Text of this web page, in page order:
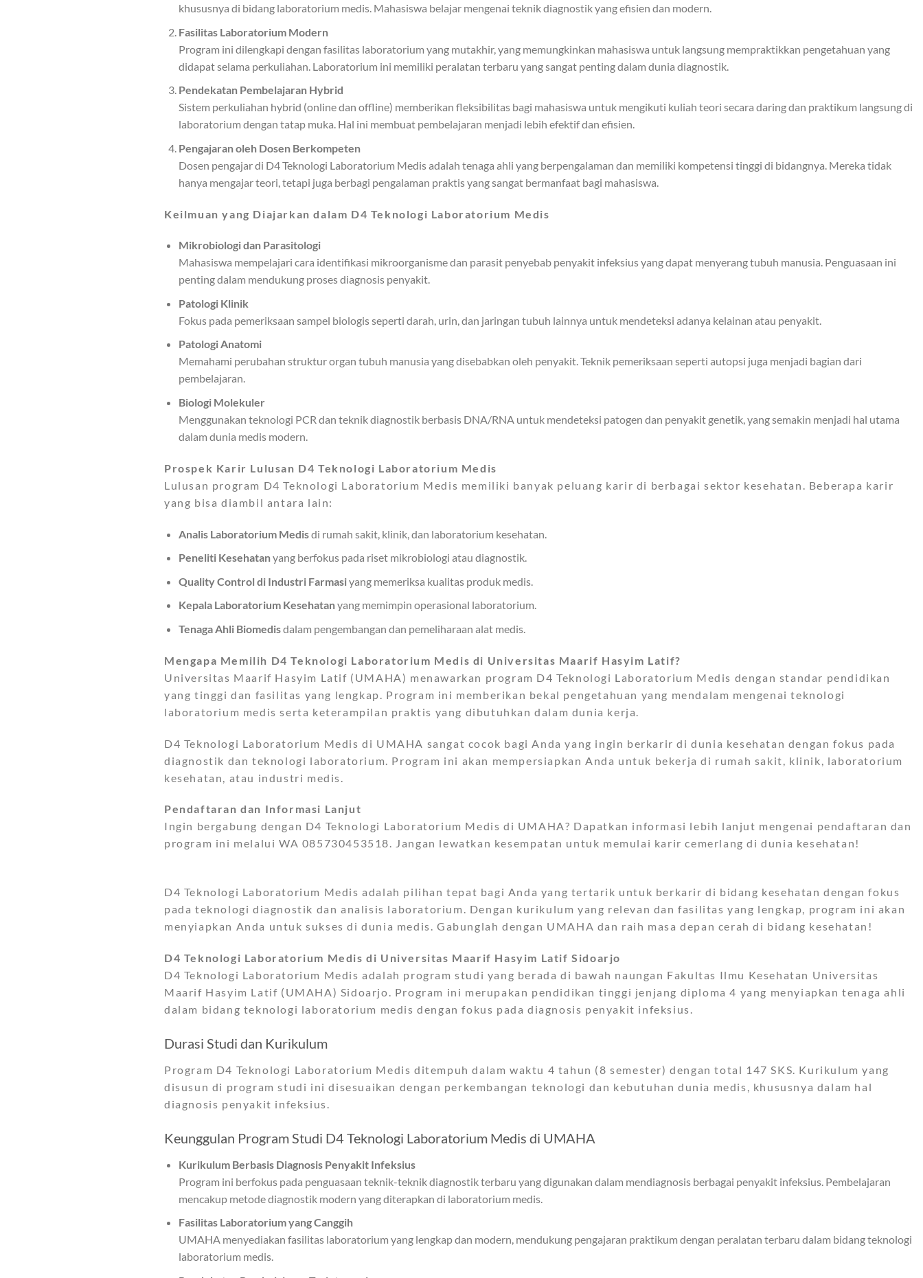
khususnya di bidang laboratorium medis. Mahasiswa belajar mengenai teknik diagnostik yang efisien dan modern.
Fasilitas Laboratorium Modern
Program ini dilengkapi dengan fasilitas laboratorium yang mutakhir, yang memungkinkan mahasiswa untuk langsung mempraktikkan pengetahuan yang
didapat selama perkuliahan. Laboratorium ini memiliki peralatan terbaru yang sangat penting dalam dunia diagnostik.
Pendekatan Pembelajaran Hybrid
Sistem perkuliahan hybrid (online dan offline) memberikan fleksibilitas bagi mahasiswa untuk mengikuti kuliah teori secara daring dan praktikum langsung di
laboratorium dengan tatap muka. Hal ini membuat pembelajaran menjadi lebih efektif dan efisien.
Pengajaran oleh Dosen Berkompeten
Dosen pengajar di D4 Teknologi Laboratorium Medis adalah tenaga ahli yang berpengalaman dan memiliki kompetensi tinggi di bidangnya. Mereka tidak
hanya mengajar teori, tetapi juga berbagi pengalaman praktis yang sangat bermanfaat bagi mahasiswa.
Keilmuan yang Diajarkan dalam D4 Teknologi Laboratorium Medis
Mikrobiologi dan Parasitologi
Mahasiswa mempelajari cara identifikasi mikroorganisme dan parasit penyebab penyakit infeksius yang dapat menyerang tubuh manusia. Penguasaan ini
penting dalam mendukung proses diagnosis penyakit.
Patologi Klinik
Fokus pada pemeriksaan sampel biologis seperti darah, urin, dan jaringan tubuh lainnya untuk mendeteksi adanya kelainan atau penyakit.
Patologi Anatomi
Memahami perubahan struktur organ tubuh manusia yang disebabkan oleh penyakit. Teknik pemeriksaan seperti autopsi juga menjadi bagian dari
pembelajaran.
Biologi Molekuler
Menggunakan teknologi PCR dan teknik diagnostik berbasis DNA/RNA untuk mendeteksi patogen dan penyakit genetik, yang semakin menjadi hal utama
dalam dunia medis modern.
Prospek Karir Lulusan D4 Teknologi Laboratorium Medis
Lulusan program D4 Teknologi Laboratorium Medis memiliki banyak peluang karir di berbagai sektor kesehatan. Beberapa karir
yang bisa diambil antara lain:
Analis Laboratorium Medisdi rumah sakit, klinik, dan laboratorium kesehatan.
Peneliti Kesehatanyang berfokus pada riset mikrobiologi atau diagnostik.
Quality Control di Industri Farmasiyang memeriksa kualitas produk medis.
Kepala Laboratorium Kesehatanyang memimpin operasional laboratorium.
Tenaga Ahli Biomedisdalam pengembangan dan pemeliharaan alat medis.
Mengapa Memilih D4 Teknologi Laboratorium Medis di Universitas Maarif Hasyim Latif?
Universitas Maarif Hasyim Latif (UMAHA) menawarkan program D4 Teknologi Laboratorium Medis dengan standar pendidikan
yang tinggi dan fasilitas yang lengkap. Program ini memberikan bekal pengetahuan yang mendalam mengenai teknologi
laboratorium medis serta keterampilan praktis yang dibutuhkan dalam dunia kerja.
D4 Teknologi Laboratorium Medis di UMAHA sangat cocok bagi Anda yang ingin berkarir di dunia kesehatan dengan fokus pada
diagnostik dan teknologi laboratorium. Program ini akan mempersiapkan Anda untuk bekerja di rumah sakit, klinik, laboratorium
kesehatan, atau industri medis.
Pendaftaran dan Informasi Lanjut
Ingin bergabung dengan D4 Teknologi Laboratorium Medis di UMAHA? Dapatkan informasi lebih lanjut mengenai pendaftaran dan
program ini melalui WA 085730453518. Jangan lewatkan kesempatan untuk memulai karir cemerlang di dunia kesehatan!
D4 Teknologi Laboratorium Medis adalah pilihan tepat bagi Anda yang tertarik untuk berkarir di bidang kesehatan dengan fokus
pada teknologi diagnostik dan analisis laboratorium. Dengan kurikulum yang relevan dan fasilitas yang lengkap, program ini akan
menyiapkan Anda untuk sukses di dunia medis. Gabunglah dengan UMAHA dan raih masa depan cerah di bidang kesehatan!
D4 Teknologi Laboratorium Medis di Universitas Maarif Hasyim Latif Sidoarjo
D4 Teknologi Laboratorium Medis adalah program studi yang berada di bawah naungan Fakultas Ilmu Kesehatan Universitas
Maarif Hasyim Latif (UMAHA) Sidoarjo. Program ini merupakan pendidikan tinggi jenjang diploma 4 yang menyiapkan tenaga ahli
dalam bidang teknologi laboratorium medis dengan fokus pada diagnosis penyakit infeksius.
Durasi Studi dan Kurikulum
Program D4 Teknologi Laboratorium Medis ditempuh dalam waktu 4 tahun (8 semester) dengan total 147 SKS. Kurikulum yang
disusun di program studi ini disesuaikan dengan perkembangan teknologi dan kebutuhan dunia medis, khususnya dalam hal
diagnosis penyakit infeksius.
Keunggulan Program Studi D4 Teknologi Laboratorium Medis di UMAHA
Kurikulum Berbasis Diagnosis Penyakit Infeksius
Program ini berfokus pada penguasaan teknik-teknik diagnostik terbaru yang digunakan dalam mendiagnosis berbagai penyakit infeksius. Pembelajaran
mencakup metode diagnostik modern yang diterapkan di laboratorium medis.
Fasilitas Laboratorium yang Canggih
UMAHA menyediakan fasilitas laboratorium yang lengkap dan modern, mendukung pengajaran praktikum dengan peralatan terbaru dalam bidang teknologi
laboratorium medis.